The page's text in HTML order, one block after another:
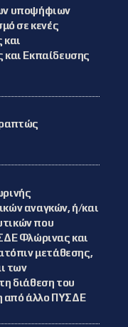
υποψήφιων
σε κενές
και
και Εκπαίδευσης
αναγκών, ή/και
που
Φλώρινας και
μετάθεσης,
των
διάθεση του
άλλο ΠΥΣΔΕ